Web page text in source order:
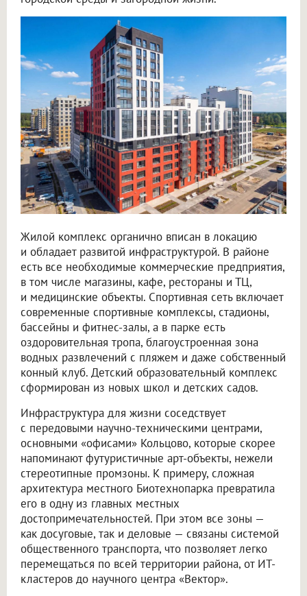
Жилой комплекс органично вписан в локацию
и обладает развитой инфраструктурой. В районе
есть все необходимые коммерческие предприятия,
в том числе магазины, кафе, рестораны и ТЦ,
и медицинские объекты. Спортивная сеть включает
современные спортивные комплексы, стадионы,
бассейны и фитнес-залы, а в парке есть
оздоровительная тропа, благоустроенная зона
водных развлечений с пляжем и даже собственный
конный клуб. Детский образовательный комплекс
сформирован из новых школ и детских садов.
Инфраструктура для жизни соседствует
с передовыми научно-техническими центрами,
основными «офисами» Кольцово, которые скорее
напоминают футуристичные арт-объекты, нежели
стереотипные промзоны. К примеру, сложная
архитектура местного Биотехнопарка превратила
его в одну из главных местных
достопримечательностей. При этом все зоны —
как досуговые, так и деловые — связаны системой
общественного транспорта, что позволяет легко
перемещаться по всей территории района, от ИТ-
кластеров до научного центра «Вектор».